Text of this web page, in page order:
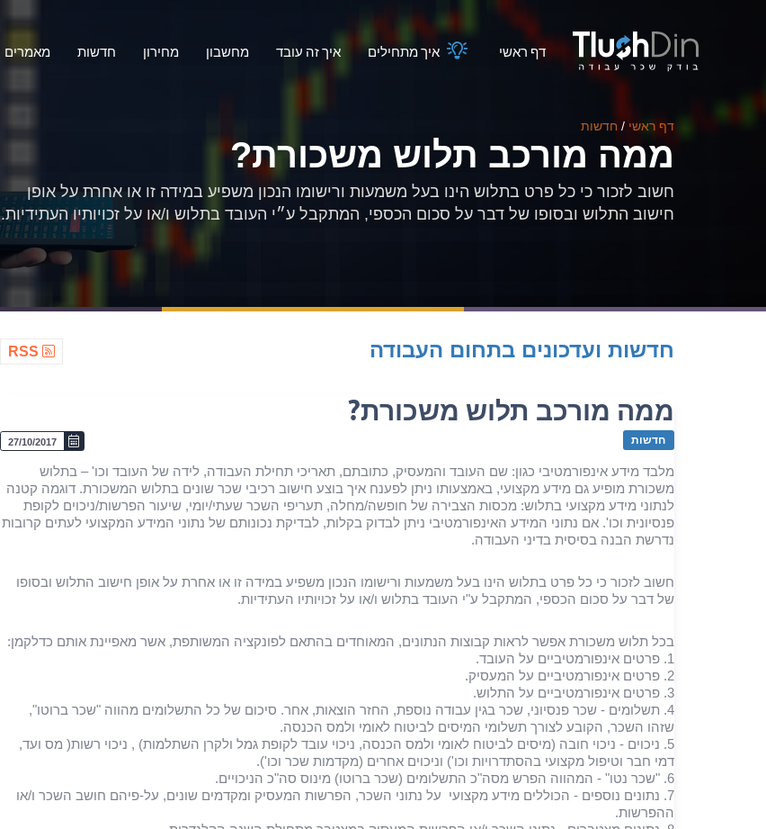
דף ראשי איך מתחילים איך זה עובד מחשבון מחירון חדשות מאמרים
דף ראשי / חדשות
ממה מורכב תלוש משכורת?
חשוב לזכור כי כל פרט בתלוש הינו בעל משמעות ורישומו הנכון משפיע במידה זו או אחרת על אופן
חישוב התלוש ובסופו של דבר על סכום הכספי, המתקבל ע״י העובד בתלוש ו/או על זכויותיו העתידיות.
חדשות ועדכונים בתחום העבודה
ממה מורכב תלוש משכורת?
27/10/2017 חדשות
מלבד מידע אינפורמטיבי כגון: שם העובד והמעסיק, כתובתם, תאריכי תחילת העבודה, לידה של העובד וכו' – בתלוש
משכורת מופיע גם מידע מקצועי, באמצעותו ניתן לפענח איך בוצע חישוב רכיבי שכר שונים בתלוש המשכורת. דוגמה קטנה
לנתוני מידע מקצועי בתלוש: מכסות הצבירה של חופשה/מחלה, תעריפי השכר שעתי/יומי, שיעור הפרשות/ניכוים לקופת
פנסיונית וכו'. אם נתוני המידע האינפורמטיבי ניתן לבדוק בקלות, לבדיקת נכונותם של נתוני המידע המקצועי לעתים קרובות
נדרשת הבנה בסיסית בדיני העבודה.
חשוב לזכור כי כל פרט בתלוש הינו בעל משמעות ורישומו הנכון משפיע במידה זו או אחרת על אופן חישוב התלוש ובסופו
של דבר על סכום הכספי, המתקבל ע"י העובד בתלוש ו/או על זכויותיו העתידיות.
בכל תלוש משכורת אפשר לראות קבוצות הנתונים, המאוחדים בהתאם לפונקציה המשותפת, אשר מאפיינת אותם כדלקמן:
1. פרטים אינפורמטיביים על העובד.
2. פרטים אינפורמטיביים על המעסיק.
3. פרטים אינפורמטיביים על התלוש.
4. תשלומים - שכר פנסיוני, שכר בגין עבודה נוספת, החזר הוצאות, אחר. סיכום של כל התשלומים מהווה "שכר ברוטו",
שזהו השכר, הקובע לצורך תשלומי המיסים לביטוח לאומי ולמס הכנסה.
5. ניכוים - ניכוי חובה (מיסים לביטוח לאומי ולמס הכנסה, ניכוי עובד לקופת גמל ולקרן השתלמות) , ניכוי רשות( מס ועד,
דמי חבר וטיפול מקצועי בהסתדרויות וכו') וניכוים אחרים (מקדמות שכר וכו').
6. "שכר נטו" - המהווה הפרש מסה"כ התשלומים (שכר ברוטו) מינוס סה"כ הניכויים.
7. נתונים נוספים - הכוללים מידע מקצועי על נתוני השכר, הפרשות המעסיק ומקדמים שונים, על-פיהם חושב השכר ו/או
ההפרשות.